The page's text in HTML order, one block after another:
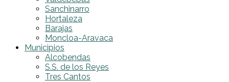
Sanchinarro
Hortaleza
Barajas
Moncloa-Aravaca
Municipios
Alcobendas
S.S. de los Reyes
Tres Cantos